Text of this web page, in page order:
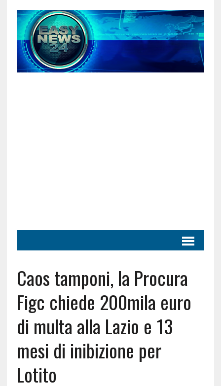
Caos tamponi, la Procura
Figc chiede 200mila euro
di multa alla Lazio e 13
mesi di inibizione per
Lotito